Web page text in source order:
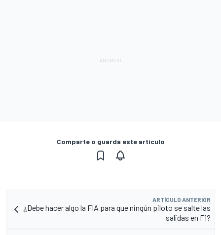
Comparte o guarda este artículo
ARTÍCULO ANTERIOR
¿Debe hacer algo la FIA para que ningún piloto se salte las
salidas en F1?